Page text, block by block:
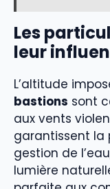
Les
leur
L’altitude
bastions sont
aux vents
garantissent la
gestion de
lumière